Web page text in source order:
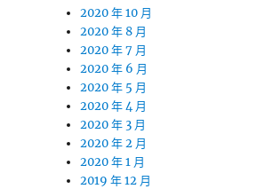
2020 年 10 月
2020 年 8 月
2020 年 7 月
2020 年 6 月
2020 年 5 月
2020 年 4 月
2020 年 3 月
2020 年 2 月
2020 年 1 月
2019 年 12 月